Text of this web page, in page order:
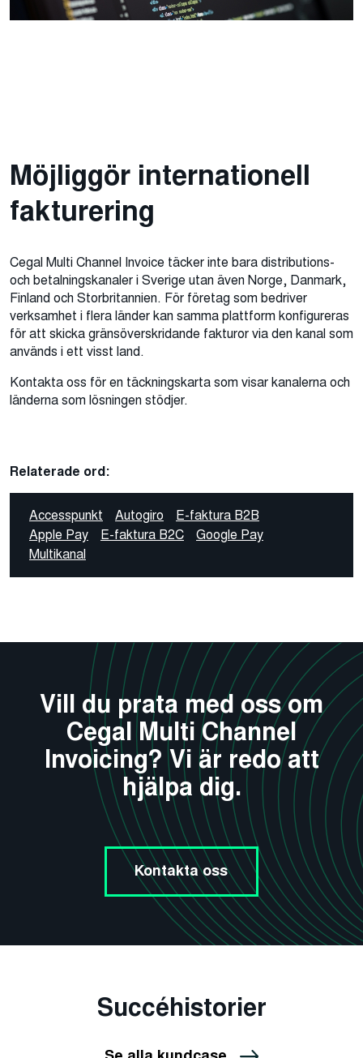
Möjliggör internationell
fakturering
Cegal Multi Channel Invoice täcker inte bara distributions-
och betalningskanaler i Sverige utan även Norge, Danmark,
Finland och Storbritannien. För företag som bedriver
verksamhet i flera länder kan samma plattform konfigureras
för att skicka gränsöverskridande fakturor via den kanal som
används i ett visst land.
Kontakta oss för en täckningskarta som visar kanalerna och
länderna som lösningen stödjer.
Relaterade ord:
Accesspunkt Autogiro
E-faktura B2B
Apple Pay
E-faktura B2C
Google Pay
Multikanal
Kontakta oss
Vill du prata med oss om
Cegal Multi Channel
Invoicing? Vi är redo att
hjälpa dig.
Succéhistorier